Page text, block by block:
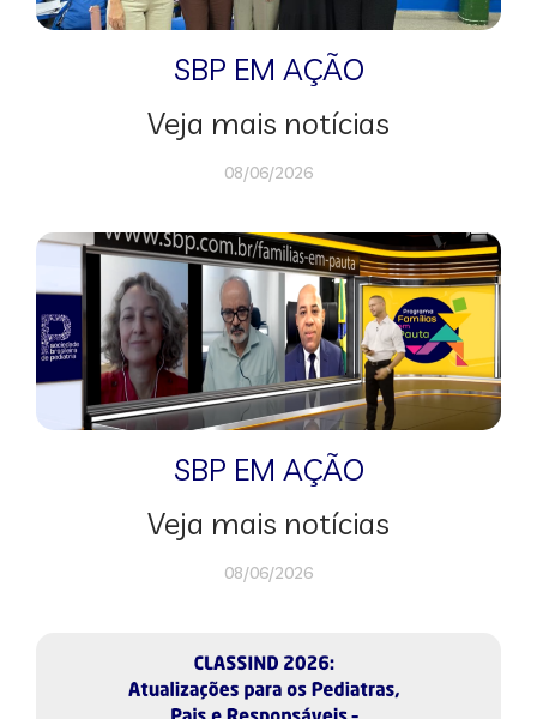
SBP EM AÇÃO
Veja mais notícias
08/06/2026
SBP EM AÇÃO
Veja mais notícias
08/06/2026